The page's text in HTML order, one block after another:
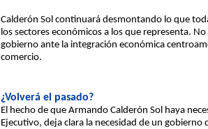
Calderón Sol continuará desmontando lo que
los sectores económicos a los que representa.
gobierno ante la integración económica
comercio.
¿Volverá el pasado?
El hecho de que Armando Calderón Sol haya
Ejecutivo, deja clara la necesidad de un